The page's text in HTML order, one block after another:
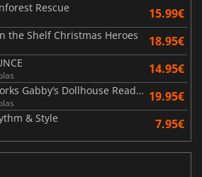
Rescue 15.99€
the Shelf Christmas Heroes 18.95€
14.95€
DreamWorks Gabby’s Dollhouse Ready to Party 19.95€
& Style 7.95€